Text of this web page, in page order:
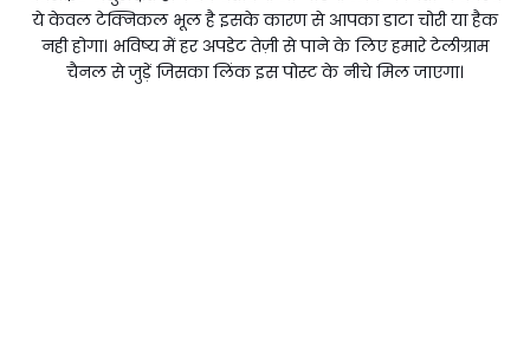
ये केवल टेक्निकल भूल है इसके कारण से आपका डाटा चोरी या हैक
नही होगा। भविष्य में हर अपडेट तेज़ी से पाने के लिए हमारे टेलीग्राम
चैनल से जुड़ें जिसका लिंक इस पोस्ट के नीचे मिल जाएगा।